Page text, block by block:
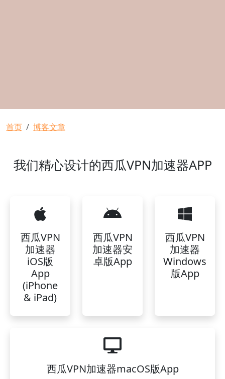
面包屑
首页 博客文章
我们精心设计的西瓜VPN加速器APP
西瓜VPN
加速器
iOS版
App
(iPhone
& iPad)
西瓜VPN
加速器安
卓版App
西瓜VPN
加速器
Windows
版App
西瓜VPN加速器macOS版App